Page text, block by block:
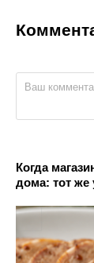
Когда
дома: тот же